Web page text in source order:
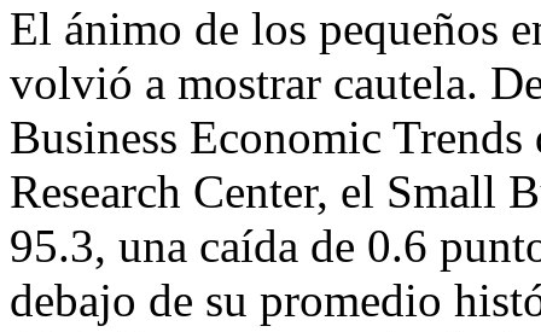
El ánimo de los pequeños
volvió a mostrar cautela.
Business Economic
Research Center, el Small
95.3, una caída de 0.6
debajo de su promedio